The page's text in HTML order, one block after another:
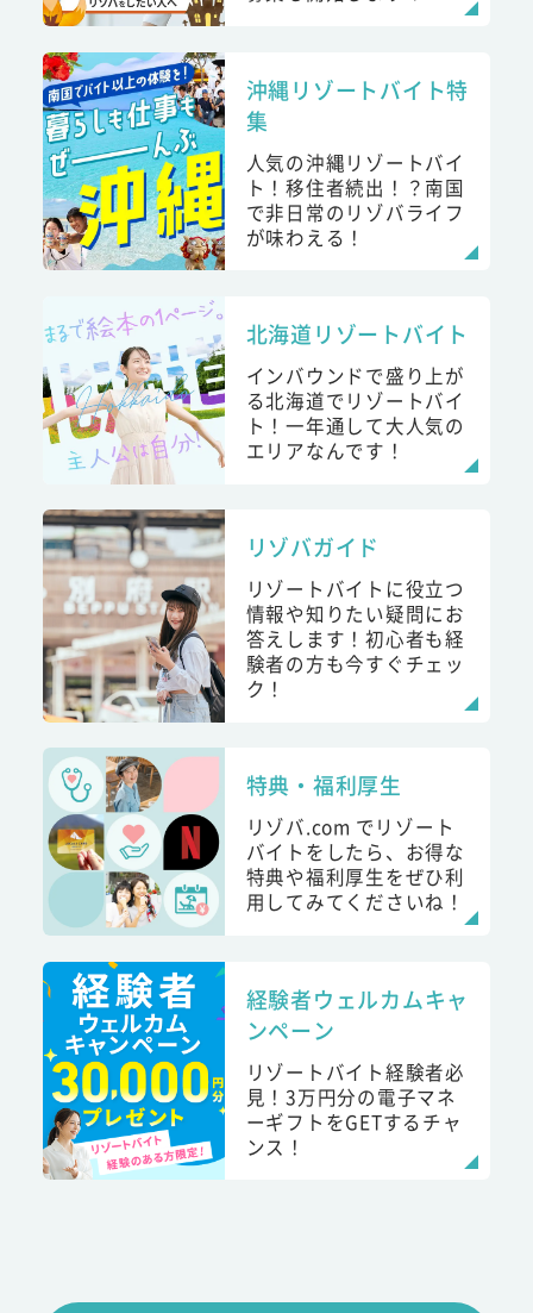
沖縄リゾートバイト特
集
人気の沖縄リゾートバイ
ト！移住者続出！？南国
で非日常のリゾバライフ
が味わえる！
北海道リゾートバイト
インバウンドで盛り上が
る北海道でリゾートバイ
ト！一年通して大人気の
エリアなんです！
リゾバガイド
リゾートバイトに役立つ
情報や知りたい疑問にお
答えします！初心者も経
験者の方も今すぐチェッ
ク！
特典・福利厚生
リゾバ.com でリゾート
バイトをしたら、お得な
特典や福利厚生をぜひ利
用してみてくださいね！
経験者ウェルカムキャ
ンペーン
リゾートバイト経験者必
見！3万円分の電子マネ
ーギフトをGETするチャ
ンス！